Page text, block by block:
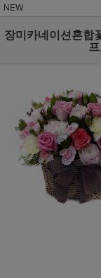
NEW
장미카네이션혼합